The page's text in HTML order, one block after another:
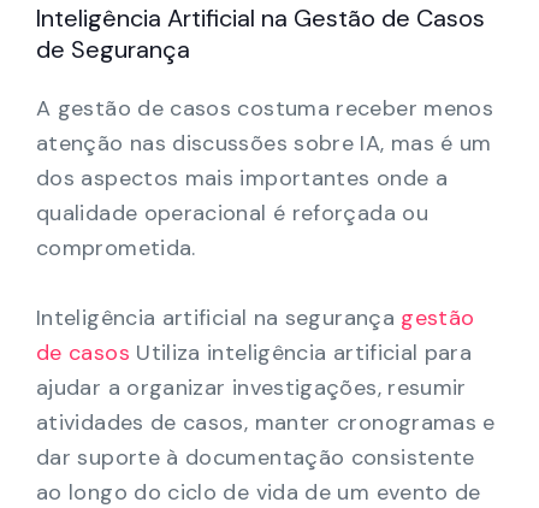
Inteligência Artificial na Gestão de Casos
de Segurança
A gestão de casos costuma receber menos
atenção nas discussões sobre IA, mas é um
dos aspectos mais importantes onde a
qualidade operacional é reforçada ou
comprometida.
Inteligência artificial na segurança gestão
de casos Utiliza inteligência artificial para
ajudar a organizar investigações, resumir
atividades de casos, manter cronogramas e
dar suporte à documentação consistente
ao longo do ciclo de vida de um evento de